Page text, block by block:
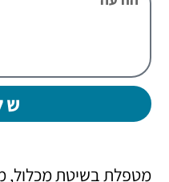
מטפלת בשיטת מכלול,